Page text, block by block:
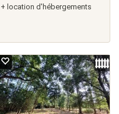
+ location d'hébergements